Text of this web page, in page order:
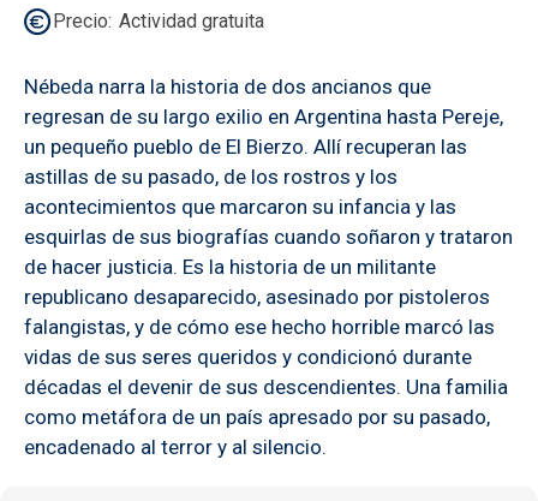
Precio Actividad gratuita
Nébeda narra la historia de dos ancianos que
regresan de su largo exilio en Argentina hasta Pereje,
un pequeño pueblo de El Bierzo. Allí recuperan las
astillas de su pasado, de los rostros y los
acontecimientos que marcaron su infancia y las
esquirlas de sus biografías cuando soñaron y trataron
de hacer justicia. Es la historia de un militante
republicano desaparecido, asesinado por pistoleros
falangistas, y de cómo ese hecho horrible marcó las
vidas de sus seres queridos y condicionó durante
décadas el devenir de sus descendientes. Una familia
como metáfora de un país apresado por su pasado,
encadenado al terror y al silencio.